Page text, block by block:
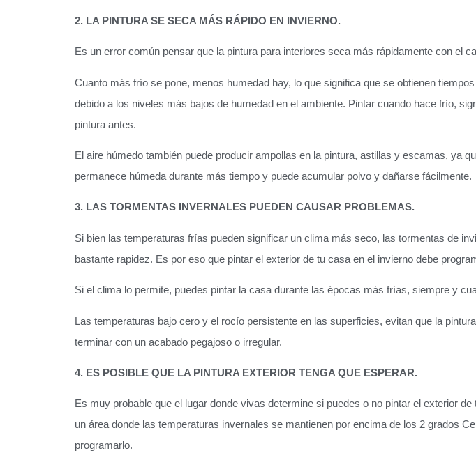
2. LA PINTURA SE SECA MÁS RÁPIDO EN INVIERNO.
Es un error común pensar que la pintura para interiores seca más rápidamente con el
Cuanto más frío se pone, menos humedad hay, lo que significa que se obtienen
debido a los niveles más bajos de humedad en el ambiente. Pintar cuando hace frío,
pintura antes.
El aire húmedo también puede producir ampollas en la pintura, astillas y escamas, ya
permanece húmeda durante más tiempo y puede acumular polvo y dañarse fácilmente.
3. LAS TORMENTAS INVERNALES PUEDEN CAUSAR PROBLEMAS.
Si bien las temperaturas frías pueden significar un clima más seco, las tormentas de
bastante rapidez. Es por eso que pintar el exterior de tu casa en el invierno debe
Si el clima lo permite, puedes pintar la casa durante las épocas más frías, siempre y
Las temperaturas bajo cero y el rocío persistente en las superficies, evitan que la
terminar con un acabado pegajoso o irregular.
4. ES POSIBLE QUE LA PINTURA EXTERIOR TENGA QUE ESPERAR.
Es muy probable que el lugar donde vivas determine si puedes o no pintar el exterior
un área donde las temperaturas invernales se mantienen por encima de los 2 grados
programarlo.